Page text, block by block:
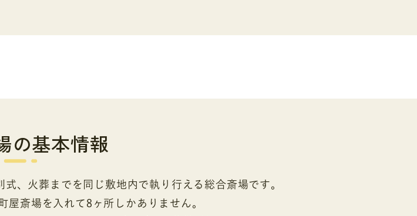
の基本情報
、火葬までを同じ敷地内で執り行える総合斎場です。
屋斎場を入れて8ヶ所しかありません。